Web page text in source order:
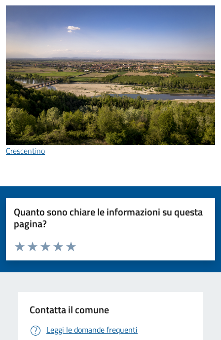
Crescentino
Quanto sono chiare le informazioni su questa
pagina?
Valuta da 1 a 5 stelle la pagina
Valuta 5 stelle su 5
Valuta 4 stelle su 5
Valuta 3 stelle su 5
Valuta 2 stelle su 5
Valuta 1 stelle su 5
Contatta il comune
Leggi le domande frequenti